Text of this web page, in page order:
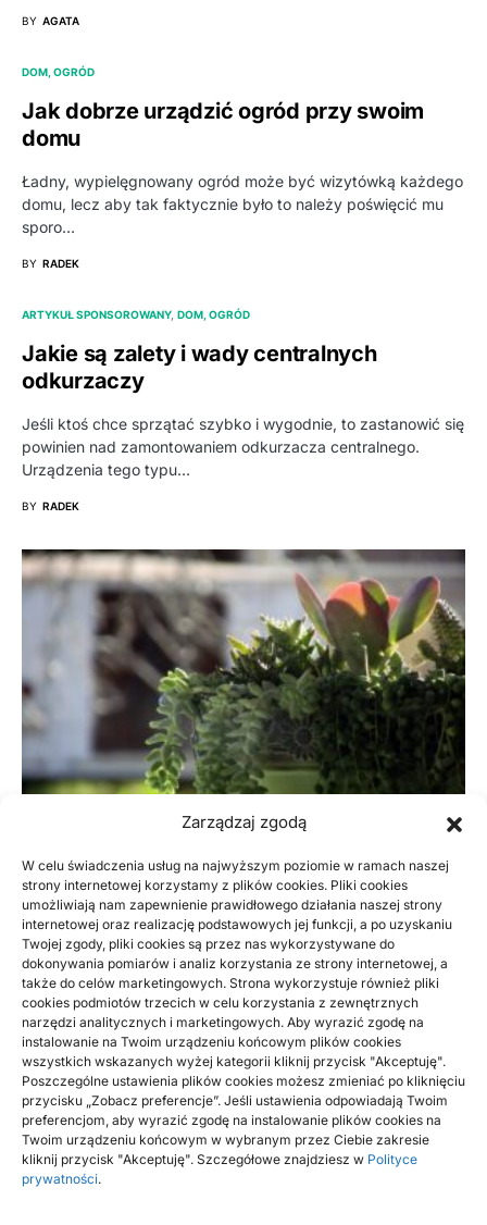
Zarządzaj zgodą
W celu świadczenia usług na najwyższym poziomie w ramach naszej
strony internetowej korzystamy z plików cookies. Pliki cookies
umożliwiają nam zapewnienie prawidłowego działania naszej strony
internetowej oraz realizację podstawowych jej funkcji, a po uzyskaniu
Twojej zgody, pliki cookies są przez nas wykorzystywane do
dokonywania pomiarów i analiz korzystania ze strony internetowej, a
także do celów marketingowych. Strona wykorzystuje również pliki
cookies podmiotów trzecich w celu korzystania z zewnętrznych
narzędzi analitycznych i marketingowych. Aby wyrazić zgodę na
instalowanie na Twoim urządzeniu końcowym plików cookies
wszystkich wskazanych wyżej kategorii kliknij przycisk "Akceptuję".
Poszczególne ustawienia plików cookies możesz zmieniać po kliknięciu
przycisku „Zobacz preferencje”. Jeśli ustawienia odpowiadają Twoim
preferencjom, aby wyrazić zgodę na instalowanie plików cookies na
Twoim urządzeniu końcowym w wybranym przez Ciebie zakresie
kliknij przycisk "Akceptuję". Szczegółowe znajdziesz w Polityce
prywatności.
BY AGATA
DOM, OGRÓD
Jak dobrze urządzić ogród przy swoim
domu
Ładny, wypielęgnowany ogród może być wizytówką każdego
domu, lecz aby tak faktycznie było to należy poświęcić mu
sporo…
BY RADEK
ARTYKUŁ SPONSOROWANY DOM, OGRÓD
Jakie są zalety i wady centralnych
odkurzaczy
Jeśli ktoś chce sprzątać szybko i wygodnie, to zastanowić się
powinien nad zamontowaniem odkurzacza centralnego.
Urządzenia tego typu…
BY RADEK
DOM, OGRÓD
Informacje na temat ogrodnictwa, jakie są
sprawdzone
Wiadomości na temat tego, jakie krzewy będą najpiękniejsze
do ogrodu można wyszukać na stronie Twój Własny Ogród.
Są…
BY RADEK